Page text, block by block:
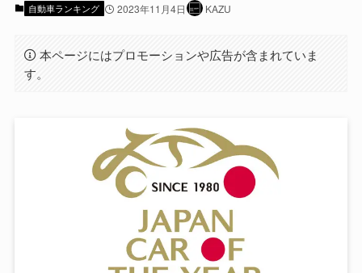
自動車ランキング 2023年11月4日 KAZU
本ページにはプロモーションや広告が含まれていま
す。